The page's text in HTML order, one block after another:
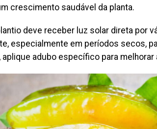
crescimento saudável da planta.
deve receber luz solar direta por
especialmente em períodos secos,
aplique adubo específico para